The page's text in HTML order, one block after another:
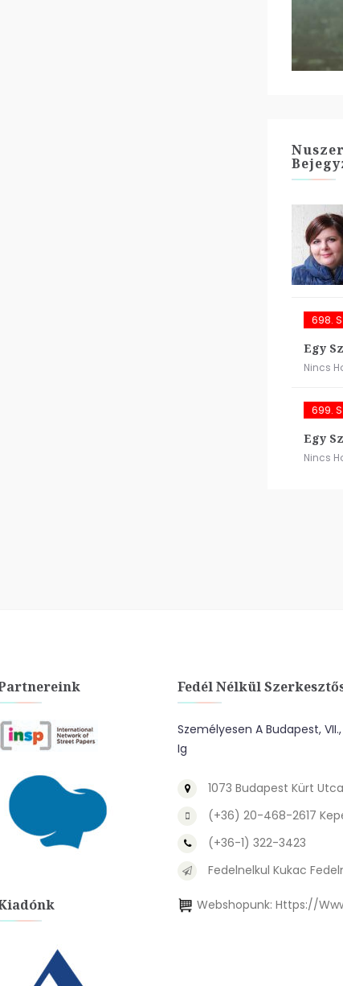
698.
Egy
Nincs
699.
Egy
Nincs
Fedél Nélkül
Személyesen A Budapest,
Ig
1073 Budapest Kürt
(+36) 20-468-2617
(+36-1) 322-3423
Fedelnelkul Kukac
Webshopunk: Https://